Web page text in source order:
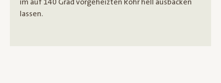
im auf 140 Grad vorgeheizten Rohr hell ausbacken
lassen.